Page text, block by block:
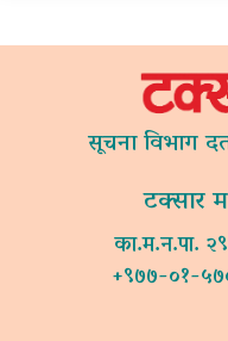
सूचना विभाग
टक्सार
का.म.न.पा.
+९७७-०१-